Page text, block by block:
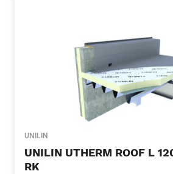
UNILIN
UNILIN UTHERM ROOF L
RK